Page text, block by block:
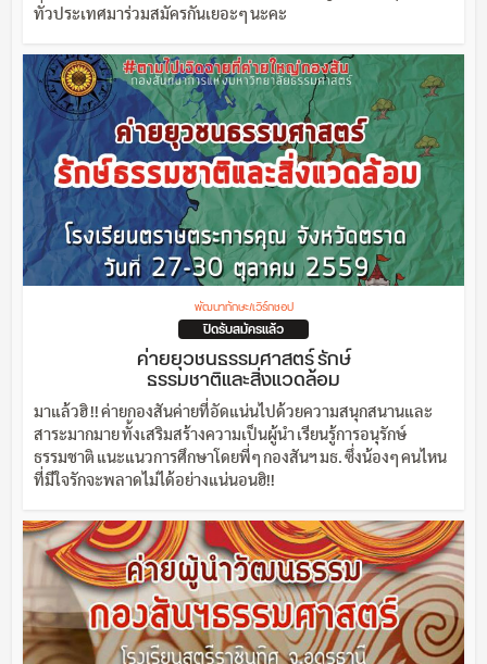
ทั่วประเทศมาร่วมสมัครกันเยอะๆ นะคะ
พัฒนาทักษะ/เวิร์กชอป
ปิดรับสมัครแล้ว
ค่ายยุวชนธรรมศาสตร์ รักษ์
ธรรมชาติและสิ่งแวดล้อม
มาแล้วฮิ !! ค่ายกองสันค่ายที่อัดแน่นไปด้วยความสนุกสนานและ
สาระมากมาย ทั้งเสริมสร้างความเป็นผู้นำ เรียนรู้การอนุรักษ์
ธรรมชาติ แนะแนวการศึกษาโดยพี่ๆ กองสันฯ มธ. ซึ่งน้องๆ คนไหน
ที่มีใจรักจะพลาดไม่ได้อย่างแน่นอนฮิ!!